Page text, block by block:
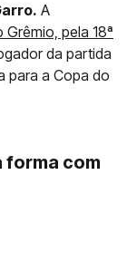
A
pela 18ª
da partida
para a Copa do
forma com